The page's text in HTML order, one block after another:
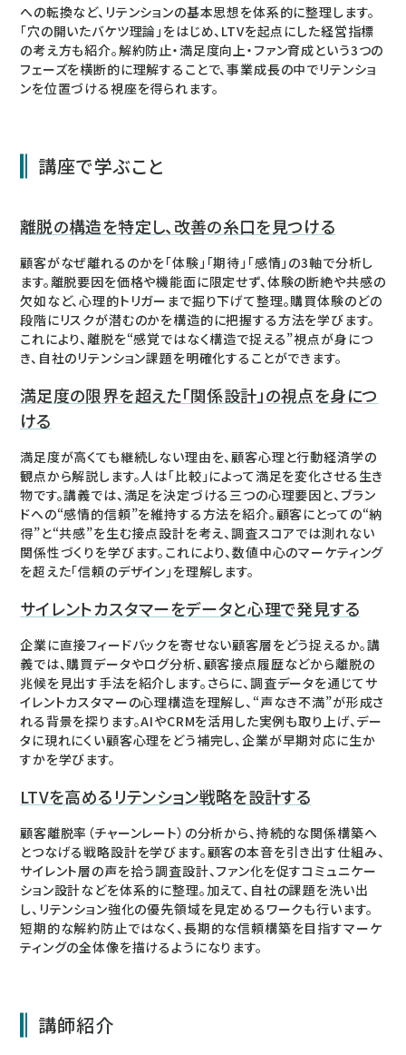
への転換など、リテンションの基本思想を体系的に整理します。
「穴の開いたバケツ理論」をはじめ、LTVを起点にした経営指標
の考え方も紹介。解約防止・満足度向上・ファン育成という3つの
フェーズを横断的に理解することで、事業成長の中でリテンショ
ンを位置づける視座を得られます。
講座で学ぶこと
離脱の構造を特定し、改善の糸口を見つける
顧客がなぜ離れるのかを「体験」「期待」「感情」の3軸で分析し
ます。離脱要因を価格や機能面に限定せず、体験の断絶や共感の
欠如など、心理的トリガーまで掘り下げて整理。購買体験のどの
段階にリスクが潜むのかを構造的に把握する方法を学びます。
これにより、離脱を“感覚ではなく構造で捉える”視点が身につ
き、自社のリテンション課題を明確化することができます。
満足度の限界を超えた「関係設計」の視点を身につ
ける
満足度が高くても継続しない理由を、顧客心理と行動経済学の
観点から解説します。人は「比較」によって満足を変化させる生き
物です。講義では、満足を決定づける三つの心理要因と、ブラン
ドへの“感情的信頼”を維持する方法を紹介。顧客にとっての“納
得”と“共感”を生む接点設計を考え、調査スコアでは測れない
関係性づくりを学びます。これにより、数値中心のマーケティング
を超えた「信頼のデザイン」を理解します。
サイレントカスタマーをデータと心理で発見する
企業に直接フィードバックを寄せない顧客層をどう捉えるか。講
義では、購買データやログ分析、顧客接点履歴などから離脱の
兆候を見出す手法を紹介します。さらに、調査データを通じてサ
イレントカスタマーの心理構造を理解し、“声なき不満”が形成さ
れる背景を探ります。AIやCRMを活用した実例も取り上げ、デー
タに現れにくい顧客心理をどう補完し、企業が早期対応に生か
すかを学びます。
LTVを高めるリテンション戦略を設計する
顧客離脱率（チャーンレート）の分析から、持続的な関係構築へ
とつなげる戦略設計を学びます。顧客の本音を引き出す仕組み、
サイレント層の声を拾う調査設計、ファン化を促すコミュニケー
ション設計などを体系的に整理。加えて、自社の課題を洗い出
し、リテンション強化の優先領域を見定めるワークも行います。
短期的な解約防止ではなく、長期的な信頼構築を目指すマーケ
ティングの全体像を描けるようになります。
講師紹介